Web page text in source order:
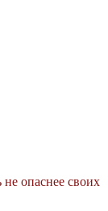
опаснее своих